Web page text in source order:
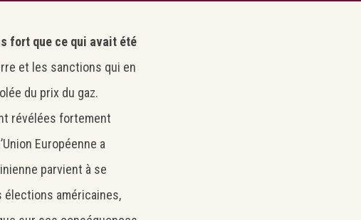
fort que ce qui avait été
et les sanctions qui en
du prix du gaz.
révélées fortement
Européenne a
parvient à se
élections américaines,